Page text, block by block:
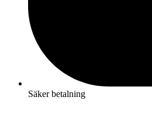
Säker betalning